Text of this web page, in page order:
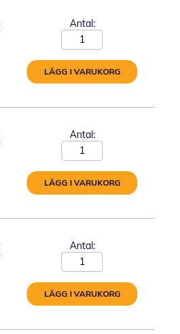
Antal:
LÄGG I VARUKORG
Antal:
LÄGG I VARUKORG
Antal:
LÄGG I VARUKORG